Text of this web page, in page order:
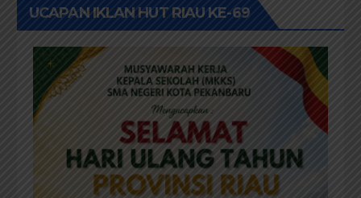
UCAPAN IKLAN HUT RIAU KE-69